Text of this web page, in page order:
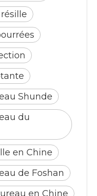
Shunde
du
en Chine
de Foshan
en Chine